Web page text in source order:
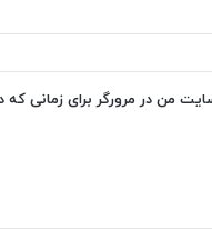
من در مرورگر برای زمانی